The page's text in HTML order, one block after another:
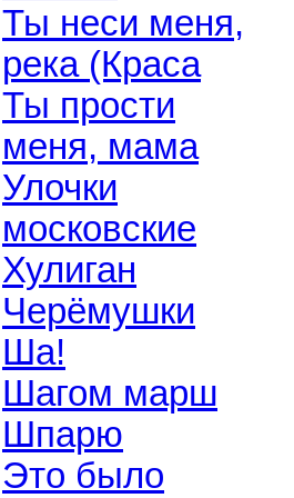
Ты неси меня,
река (Краса
Ты прости
меня, мама
Улочки
московские
Хулиган
Черёмушки
Ша!
Шагом марш
Шпарю
Это было